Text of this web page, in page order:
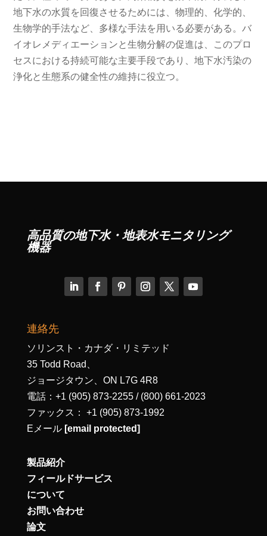
地下水の水質を回復させるためには、物理的、化学的、
生物学的手法など、多様な手法を用いる必要がある。バ
イオレメディエーションと生物分解の促進は、このプロ
セスにおける持続可能な主要手段であり、地下水汚染の
浄化と生態系の健全性の維持に役立つ。
高品質の地下水・地表水モニタリング
機器
連絡先
ソリンスト・カナダ・リミテッド
35 Todd Road、
ジョージタウン、ON L7G 4R8
電話：+1 (905) 873-2255 / (800) 661-2023
ファックス： +1 (905) 873-1992
Eメール [email protected]
製品紹介
フィールドサービス
について
お問い合わせ
論文